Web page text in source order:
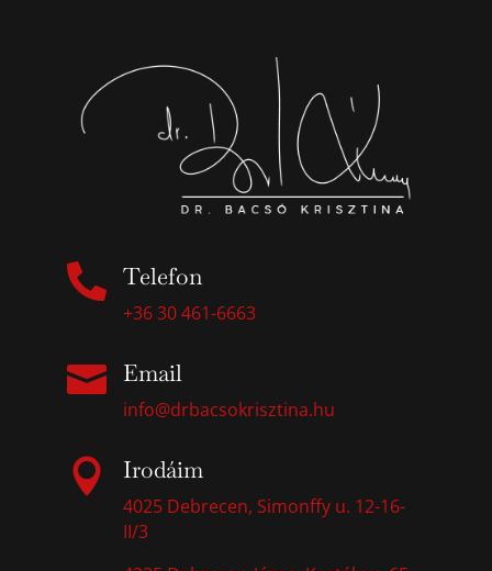
 Telefon
+36 30 461-6663
 Email
info@drbacsokrisztina.hu
 Irodáim
4025 Debrecen, Simonffy u. 12-16-
II/3